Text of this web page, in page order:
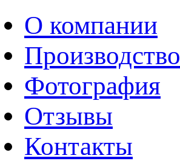
О компании
Производство
Фотография
Отзывы
Контакты